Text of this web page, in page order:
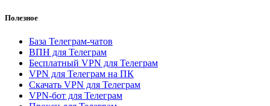
Полезное
База Телеграм-чатов
ВПН для Телеграм
Бесплатный VPN для Телеграм
VPN для Телеграм на ПК
Скачать VPN для Телеграм
VPN-бот для Телеграм